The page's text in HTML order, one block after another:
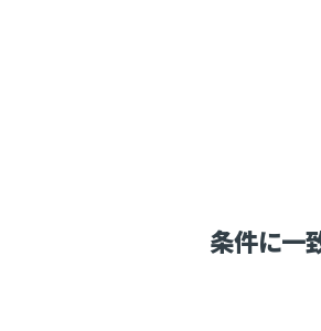
条件に一